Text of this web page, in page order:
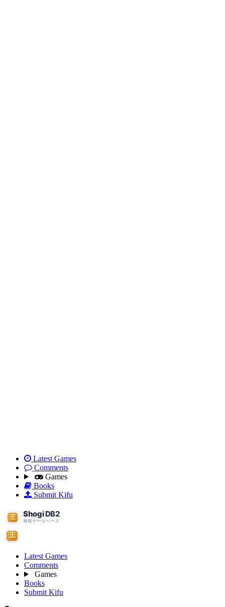
Latest Games
Comments
Games
Books
Submit Kifu
Latest Games
Comments
Games
Books
Submit Kifu